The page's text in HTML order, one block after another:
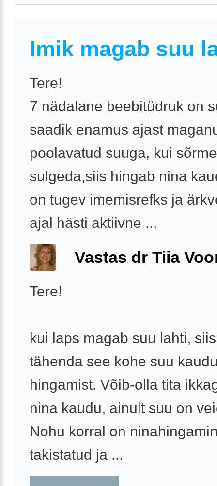
Imik magab suu
Tere!
7 nädalane beebitüdruk on
saadik enamus ajast
poolavatud suuga, kui
sulgeda,siis hingab nina
on tugev imemisrefks ja
ajal hästi aktiivne ...
Vastas dr Tiia
Tere!
kui laps magab suu lahti,
tähenda see kohe suu
hingamist. Võib-olla tita
nina kaudu, ainult suu on
Nohu korral on
takistatud ja ...